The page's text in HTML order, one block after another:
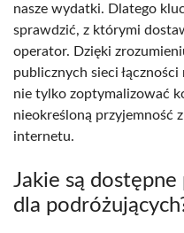
nasze wydatki. Dlatego
sprawdzić, z którymi
operator. Dzięki
publicznych sieci
nie tylko zoptymalizować
nieokreśloną przyjemność
internetu.
Jakie są
dla